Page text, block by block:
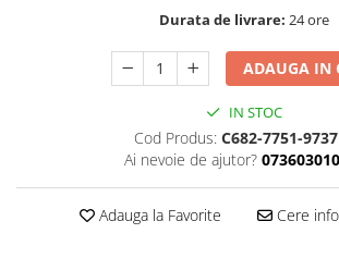
Durata de livrare: 24 ore
ADAUGA IN
IN STOC
Cod Produs: C682-7751-9737
Ai nevoie de ajutor?
Adauga la Favorite Cere